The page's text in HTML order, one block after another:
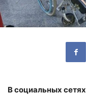
В социальных сетях